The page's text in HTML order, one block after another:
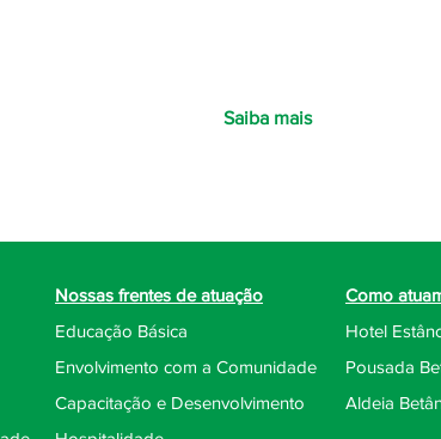
Saiba mais
Nossas frentes de atuação
Educação Básica
Envolvimento com a Comunidade
Capacitação e Desenvolvimento
Como
Hotel
Pousada
Aldeia